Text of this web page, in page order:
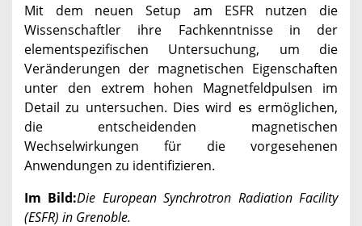
Mit dem neuen Setup am ESFR nutzen die
Wissenschaftler ihre Fachkenntnisse in der
elementspezifischen Untersuchung, um die
Veränderungen der magnetischen Eigenschaften
unter den extrem hohen Magnetfeldpulsen im
Detail zu untersuchen. Dies wird es ermöglichen,
die entscheidenden magnetischen
Wechselwirkungen für die vorgesehenen
Anwendungen zu identifizieren.
Im Bild:Die European Synchrotron Radiation Facility
(ESFR) in Grenoble.